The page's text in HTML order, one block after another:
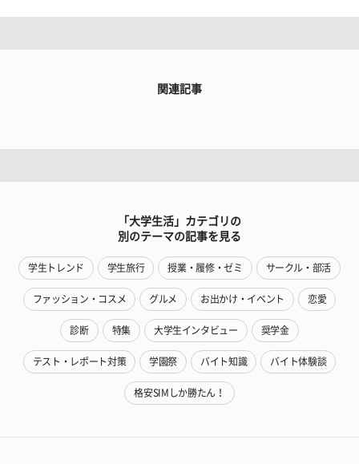
関連記事
「大学生活」カテゴリの
別のテーマの記事を見る
学生トレンド 学生旅行 授業・履修・ゼミ サークル・部活
ファッション・コスメ グルメ お出かけ・イベント 恋愛
診断 特集 大学生インタビュー 奨学金
テスト・レポート対策 学園祭 バイト知識 バイト体験談
格安SIMしか勝たん！